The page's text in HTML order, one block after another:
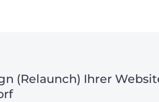
(Relaunch) Ihrer